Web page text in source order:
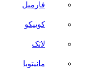
فارمیل
کوییکو
لاتک
مانیتوبا